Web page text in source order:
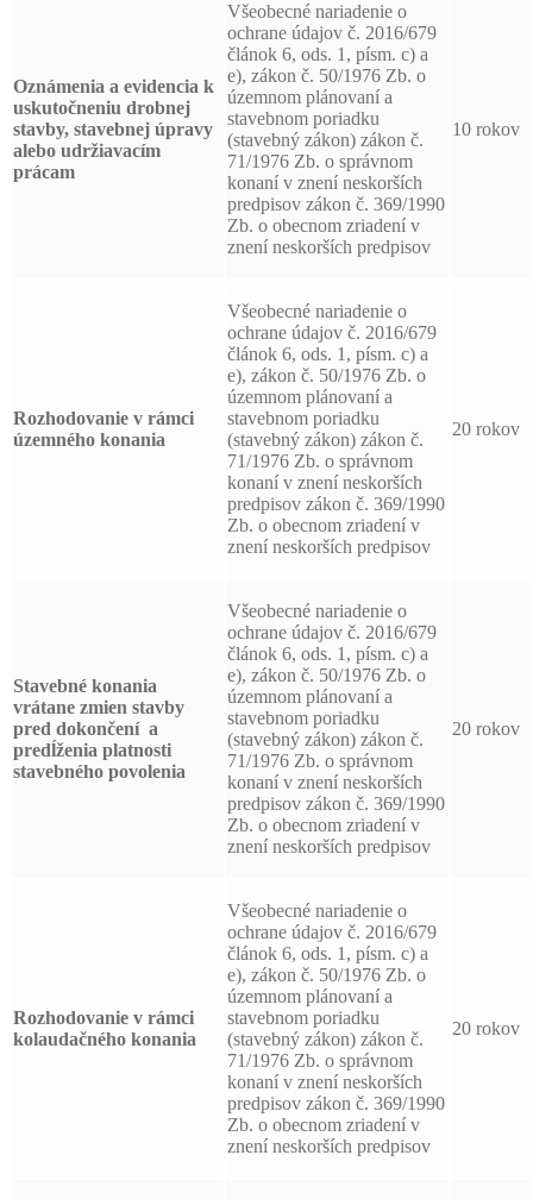
Oznámenia a evidencia k
uskutočneniu drobnej
stavby, stavebnej úpravy
alebo udržiavacím
prácam
Všeobecné nariadenie o
ochrane údajov č. 2016/679
článok 6, ods. 1, písm. c) a
e), zákon č. 50/1976 Zb. o
územnom plánovaní a
stavebnom poriadku
(stavebný zákon) zákon č.
71/1976 Zb. o správnom
konaní v znení neskorších
predpisov zákon č. 369/1990
Zb. o obecnom zriadení v
znení neskorších predpisov
10 rokov
Rozhodovanie v rámci
územného konania
Všeobecné nariadenie o
ochrane údajov č. 2016/679
článok 6, ods. 1, písm. c) a
e), zákon č. 50/1976 Zb. o
územnom plánovaní a
stavebnom poriadku
(stavebný zákon) zákon č.
71/1976 Zb. o správnom
konaní v znení neskorších
predpisov zákon č. 369/1990
Zb. o obecnom zriadení v
znení neskorších predpisov
20 rokov
Stavebné konania
vrátane zmien stavby
pred dokončení a
predĺženia platnosti
stavebného povolenia
Všeobecné nariadenie o
ochrane údajov č. 2016/679
článok 6, ods. 1, písm. c) a
e), zákon č. 50/1976 Zb. o
územnom plánovaní a
stavebnom poriadku
(stavebný zákon) zákon č.
71/1976 Zb. o správnom
konaní v znení neskorších
predpisov zákon č. 369/1990
Zb. o obecnom zriadení v
znení neskorších predpisov
20 rokov
Rozhodovanie v rámci
kolaudačného konania
Všeobecné nariadenie o
ochrane údajov č. 2016/679
článok 6, ods. 1, písm. c) a
e), zákon č. 50/1976 Zb. o
územnom plánovaní a
stavebnom poriadku
(stavebný zákon) zákon č.
71/1976 Zb. o správnom
konaní v znení neskorších
predpisov zákon č. 369/1990
Zb. o obecnom zriadení v
znení neskorších predpisov
20 rokov